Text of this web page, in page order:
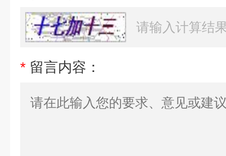
* 留言内容：